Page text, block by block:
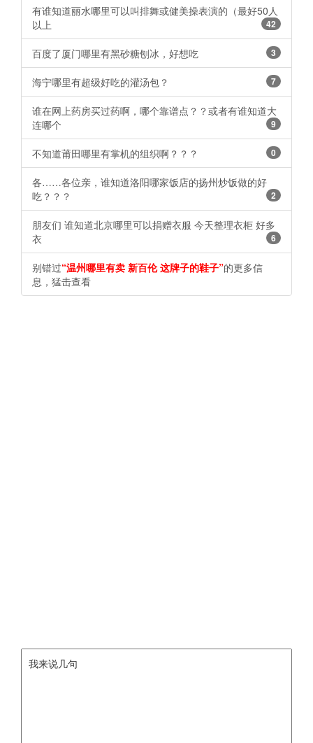
有谁知道丽水哪里可以叫排舞或健美操表演的（最好50人
以上
42
百度了厦门哪里有黑砂糖刨冰，好想吃 3
海宁哪里有超级好吃的灌汤包？ 7
谁在网上药房买过药啊，哪个靠谱点？？或者有谁知道大
连哪个
9
不知道莆田哪里有掌机的组织啊？？？ 0
各……各位亲，谁知道洛阳哪家饭店的扬州炒饭做的好
吃？？？
2
朋友们 谁知道北京哪里可以捐赠衣服 今天整理衣柜 好多
衣
6
别错过“温州哪里有卖 新百伦 这牌子的鞋子”的更多信
息，猛击查看